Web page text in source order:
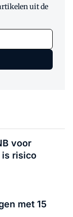
uit de
voor
risico
met 15